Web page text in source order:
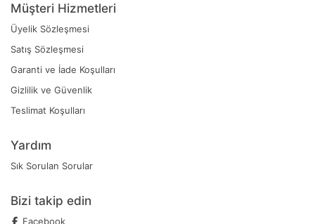
Müşteri Hizmetleri
Üyelik Sözleşmesi
Satış Sözleşmesi
Garanti ve İade Koşulları
Gizlilik ve Güvenlik
Teslimat Koşulları
Yardım
Sık Sorulan Sorular
Bizi takip edin
Facebook